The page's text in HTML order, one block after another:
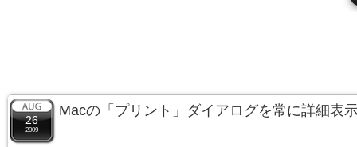
26
2009
Macの「プリント」ダイアログを常に詳細表